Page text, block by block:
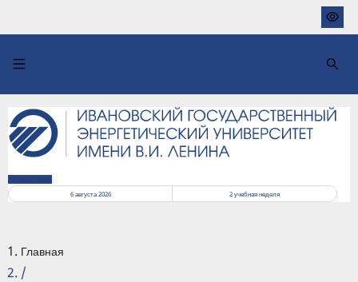
основному
6 августа 2026
2учебная неделя
Главная
/